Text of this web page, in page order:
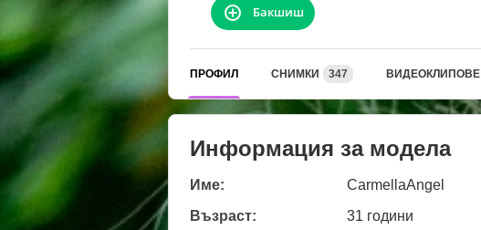
Бакшиш
ПРОФИЛ СНИМКИ 347 ВИДЕОКЛИПОВЕ
Информация за модела
Име:
CarmellaAngel
Възраст:
31 години